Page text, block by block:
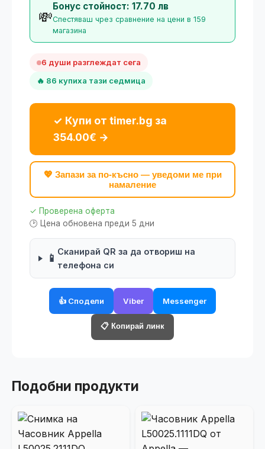
💸
Бонус стойност: 17.70 лв
Спестяваш чрез сравнение на цени в 159
магазина
6 души разглеждат сега
🔥 86 купиха тази седмица
✓ Купи от timer.bg за
354.00€ →
💖 Запази за по-късно — уведоми ме при
намаление
✓ Проверена оферта
🕑 Цена обновена преди 5 дни
📱
Сканирай QR за да отвориш на
телефона си
👍 Сподели Viber Messenger
📋 Копирай линк
Подобни продукти